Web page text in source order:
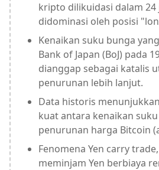
kripto dilikuidasi dalam 24
didominasi oleh posisi
Kenaikan suku bunga
Bank of Japan (BoJ) pada
dianggap sebagai katalis
penurunan lebih lanjut.
Data historis
kuat antara kenaikan suku
penurunan harga Bitcoin
Fenomena Yen carry
meminjam Yen berbiaya